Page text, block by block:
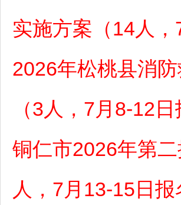
实施方案（14人
2026年松桃县消
（3人，7月8-12日
铜仁市2026年第
人，7月13-15日报